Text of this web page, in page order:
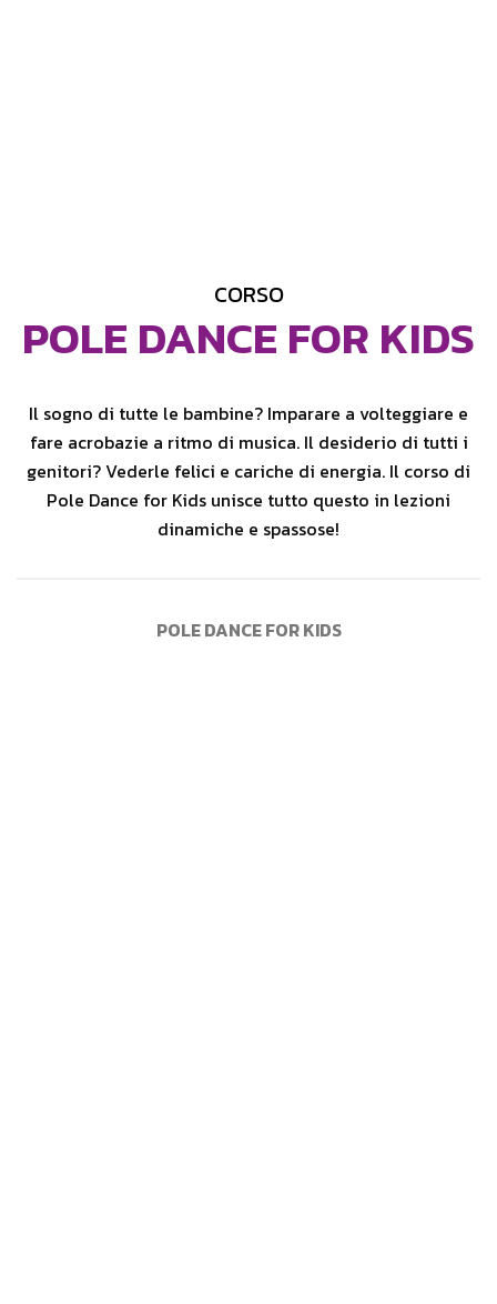
CORSO
POLE DANCE FOR KIDS
Il sogno di tutte le bambine? Imparare a volteggiare e
fare acrobazie a ritmo di musica. Il desiderio di tutti i
genitori? Vederle felici e cariche di energia. Il corso di
Pole Dance for Kids unisce tutto questo in lezioni
dinamiche e spassose!
POLE DANCE FOR KIDS